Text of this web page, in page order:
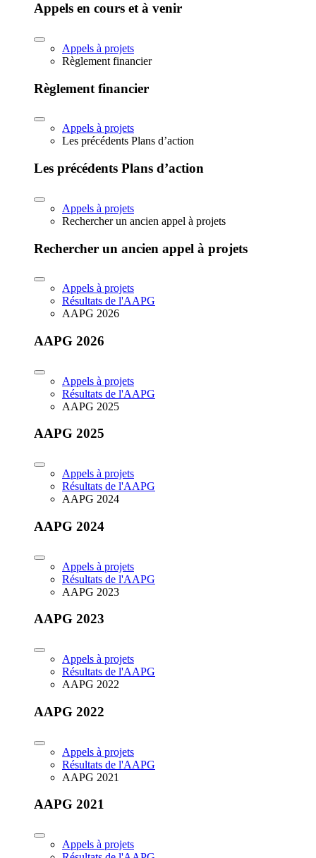
Appels en cours et à venir
Appels à projets
Règlement financier
Règlement financier
Appels à projets
Les précédents Plans d’action
Les précédents Plans d’action
Appels à projets
Rechercher un ancien appel à projets
Rechercher un ancien appel à projets
Appels à projets
Résultats de l'AAPG
AAPG 2026
AAPG 2026
Appels à projets
Résultats de l'AAPG
AAPG 2025
AAPG 2025
Appels à projets
Résultats de l'AAPG
AAPG 2024
AAPG 2024
Appels à projets
Résultats de l'AAPG
AAPG 2023
AAPG 2023
Appels à projets
Résultats de l'AAPG
AAPG 2022
AAPG 2022
Appels à projets
Résultats de l'AAPG
AAPG 2021
AAPG 2021
Appels à projets